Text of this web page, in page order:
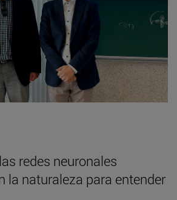
redes neuronales
la naturaleza para entender